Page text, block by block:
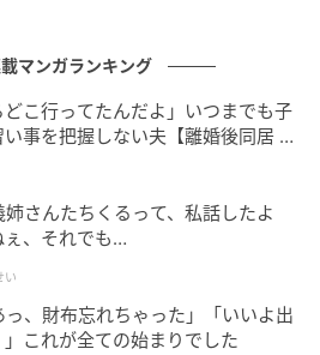
守りたい。ルカには安心でき
始まるのではなく、生活を守
関係が結ばれていくところ
ニークな点だった。
事も抱え込んできた。一妃
きる術を整えてきた。どちらも
は誰かに頼ることが少し苦手
マンガランキング
どこ行ってたんだよ」いつまでも子
事を把握しない夫【離婚後同居 Vo
さんたちくるって、私話したよ
、それでも…
い
、財布忘れちゃった」「いいよ出
」これが全ての始まりでした